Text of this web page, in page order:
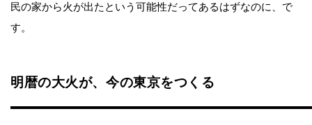
民の家から火が出たという可能性だってあるはずなのに、で
す。
明暦の大火が、今の東京をつくる